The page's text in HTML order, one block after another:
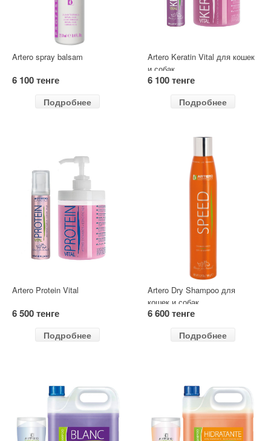
Artero spray balsam
6 100 тенге
Подробнее
Artero Keratin Vital для кошек
и собак
6 100 тенге
Подробнее
Artero Protein Vital
6 500 тенге
Подробнее
Artero Dry Shampoo для
кошек и собак
6 600 тенге
Подробнее